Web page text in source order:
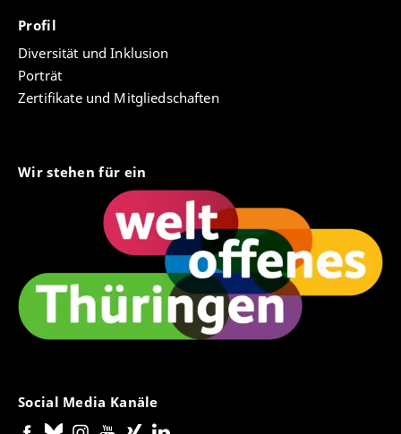
Profil
Diversität und Inklusion
Porträt
Zertifikate und Mitgliedschaften
Wir stehen für ein
Social Media Kanäle